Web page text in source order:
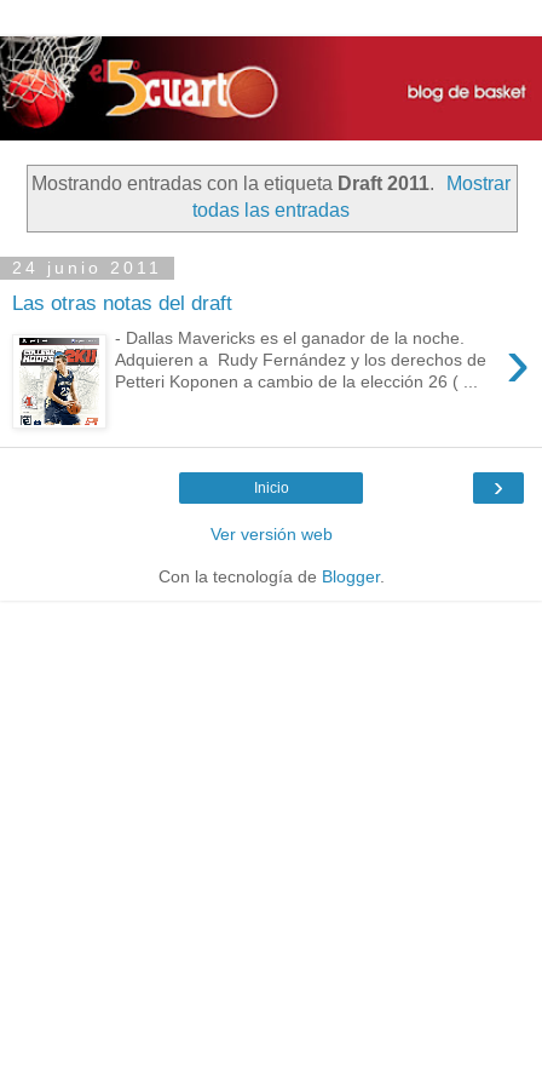
Mostrando entradas con la etiqueta Draft 2011.
Mostrar
todas las entradas
24 junio 2011
Las otras notas del draft
›
- Dallas Mavericks es el ganador de la noche.
Adquieren a Rudy Fernández y los derechos de
Petteri Koponen a cambio de la elección 26 ( ...
›
Inicio
Ver versión web
Con la tecnología de Blogger.